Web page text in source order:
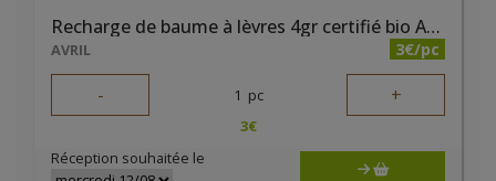
Recharge de baume à lèvres 4gr certifié bio Avril
AVRIL 3€/pc
- 1 pc +
3€
Réception souhaitée le